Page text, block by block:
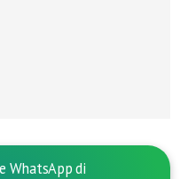
WhatsApp di